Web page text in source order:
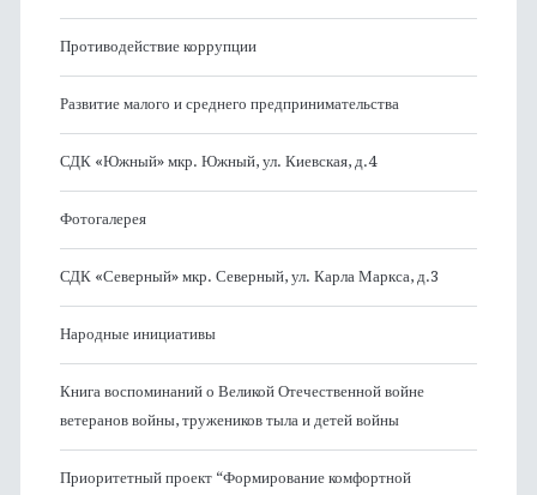
Противодействие коррупции
Развитие малого и среднего предпринимательства
СДК «Южный» мкр. Южный, ул. Киевская, д.4
Фотогалерея
СДК «Северный» мкр. Северный, ул. Карла Маркса, д.3
Народные инициативы
Книга воспоминаний о Великой Отечественной войне
ветеранов войны, тружеников тыла и детей войны
Приоритетный проект “Формирование комфортной